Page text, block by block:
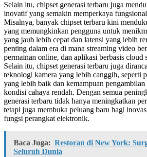
Selain itu, chipset generasi terbaru juga
inovatif yang semakin memperkaya
Misalnya, banyak chipset terbaru kini
yang memungkinkan pengguna untuk
yang jauh lebih cepat dan latensi yang lebih
penting dalam era di mana streaming video
permainan online, dan aplikasi berbasis cloud
Selain itu, chipset generasi terbaru juga
teknologi kamera yang lebih canggih, seperti
yang lebih baik dan kemampuan pengambilan
kondisi cahaya rendah. Dengan semua
generasi terbaru tidak hanya meningkatkan
tetapi juga membuka peluang baru bagi
fungsi perangkat elektronik.
Baca Juga: Restoran di New York:
Seluruh Dunia